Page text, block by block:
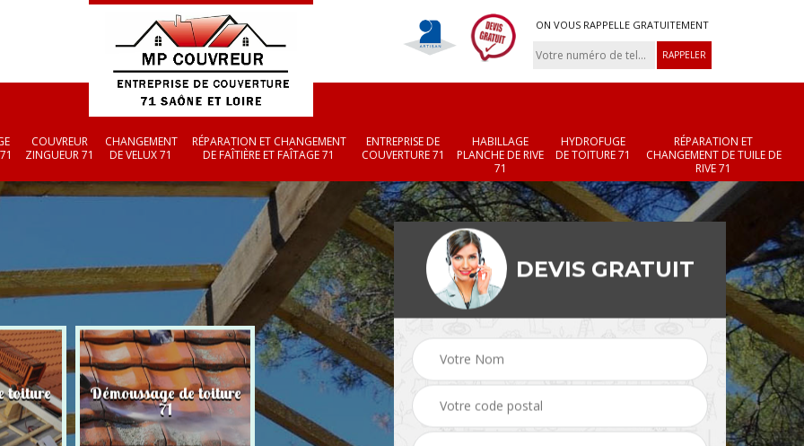
ON VOUS RAPPELLE GRATUITEMENT
COUVREUR
ZINGUEUR 71
CHANGEMENT
DE VELUX 71
RÉPARATION ET CHANGEMENT
DE FAÎTIÈRE ET FAÎTAGE 71
ENTREPRISE DE
COUVERTURE 71
HABILLAGE
PLANCHE DE RIVE
71
HYDROFUGE
DE TOITURE 71
RÉPARATION ET
CHANGEMENT DE TUILE DE
RIVE 71
toiture Démoussage de toiture
71 Couvreur zingueur 71 71
Réparation et
changement de
et faîtage 71
DEVIS GRATUIT